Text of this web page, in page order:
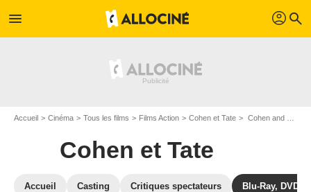
menu profil search
Accueil Cinéma Tous les films Films Action Cohen et Tate Cohen and Tate (2 Blu-Ray) [Edizione: Regno Unito] [Import]
Cohen et Tate
Accueil Casting Critiques spectateurs Blu-Ray, DVD